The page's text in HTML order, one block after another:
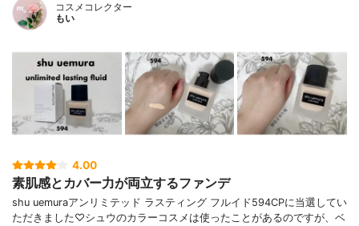
コスメコレクター
もい
4.00
素肌感とカバー力が両立するファンデ
shu uemuraアンリミテッド ラスティング フルイド594CPに当選してい
ただきました♡シュウのカラーコスメは使ったことがあるのですが、ベ